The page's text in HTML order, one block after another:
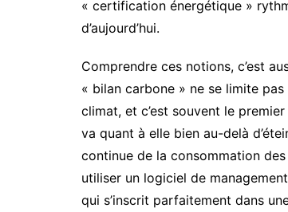
« certification énergétique »
d’aujourd’hui.
Comprendre ces notions, c’est
« bilan carbone » ne se limite
climat, et c’est souvent le
va quant à elle bien au-delà
continue de la consommation
utiliser un logiciel de
qui s’inscrit parfaitement dans